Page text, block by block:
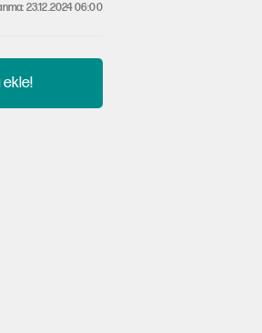
23.12.2024 06:00
ekle!